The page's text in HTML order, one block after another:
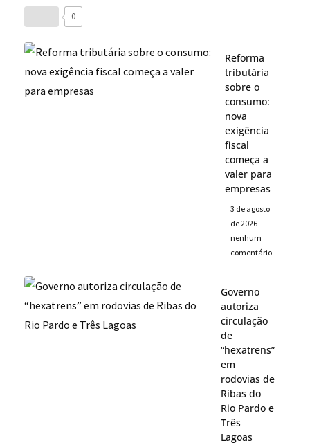
0
Reforma
tributária
sobre o
consumo:
nova
exigência
fiscal
começa a
valer para
empresas
3 de agosto
de 2026
nenhum
comentário
Governo
autoriza
circulação
de
“hexatrens”
em
rodovias de
Ribas do
Rio Pardo e
Três
Lagoas